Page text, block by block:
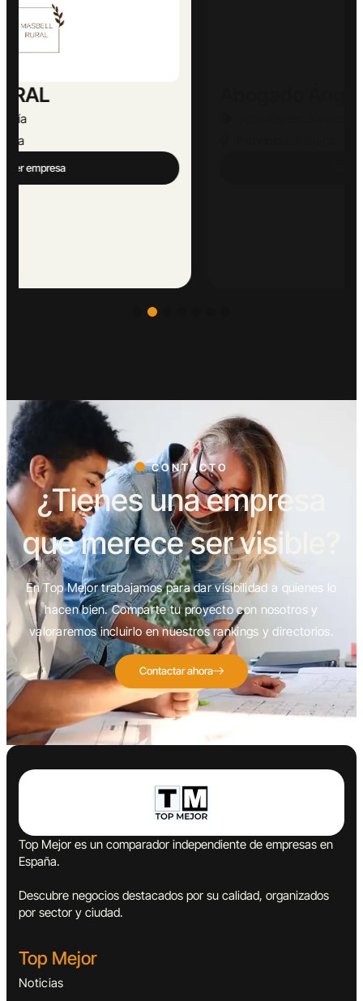
Abogado Ángel López
Ver empresa
CONTACTO
¿Tienes una empresa
que merece ser visible?
En Top Mejor trabajamos para dar visibilidad a quienes lo
hacen bien. Comparte tu proyecto con nosotros y
valoraremos incluirlo en nuestros rankings y directorios.
Contactar ahora
Top Mejor es un comparador independiente de empresas en
España.
Descubre negocios destacados por su calidad, organizados
por sector y ciudad.
Top Mejor
Noticias